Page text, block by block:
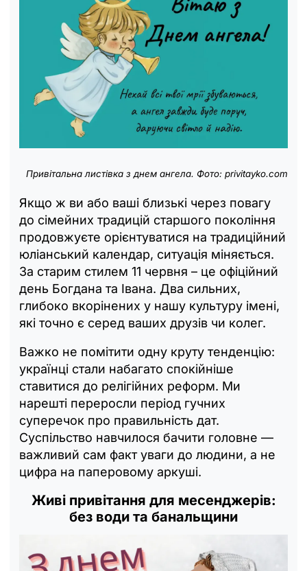
Привітальна листівка з днем ангела. Фото: privitayko.com
Якщо ж ви або ваші близькі через повагу
до сімейних традицій старшого покоління
продовжуєте орієнтуватися на традиційний
юліанський календар, ситуація міняється.
За старим стилем 11 червня – це офіційний
день Богдана та Івана. Два сильних,
глибоко вкорінених у нашу культуру імені,
які точно є серед ваших друзів чи колег.
Важко не помітити одну круту тенденцію:
українці стали набагато спокійніше
ставитися до релігійних реформ. Ми
нарешті переросли період гучних
суперечок про правильність дат.
Суспільство навчилося бачити головне —
важливий сам факт уваги до людини, а не
цифра на паперовому аркуші.
Живі привітання для месенджерів:
без води та банальщини